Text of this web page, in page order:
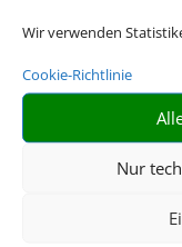
Wir verwenden
Cookie-Richtlinie
Nur